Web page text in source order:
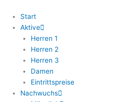
Inhalt
springen
Start
Aktive
Herren 1
Herren 2
Herren 3
Damen
Eintrittspreise
Nachwuchs